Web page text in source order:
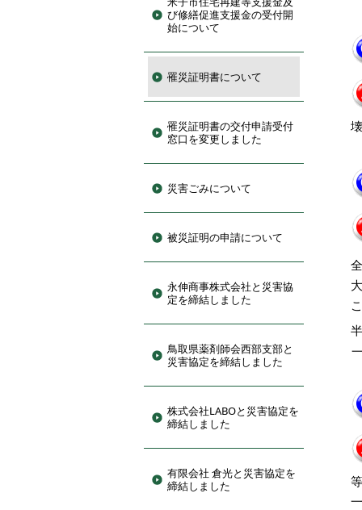
び修繕促進支援金の受付開
始について
罹災証明書について
罹災証明書の交付申請受付
窓口を変更しました
災害ごみについて
被災証明の申請について
永伸商事株式会社と災害協
定を締結しました
鳥取県薬剤師会西部支部と
災害協定を締結しました
株式会社LABOと災害協定を
締結しました
有限会社 倉光と災害協定を
締結しました